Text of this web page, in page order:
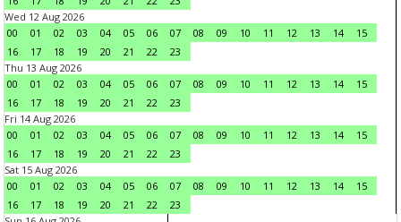
Wed 12 Aug 2026
00
01 02 03 04 05 06 07 08 09 10 11 12 13 14
15
16
17 18 19 20 21 22
23
Thu 13 Aug 2026
00
01 02 03 04 05 06 07 08 09 10 11 12 13 14
15
16
17 18 19 20 21 22
23
Fri 14 Aug 2026
00
01 02 03 04 05 06 07 08 09 10 11 12 13 14
15
16
17 18 19 20 21 22
23
Sat 15 Aug 2026
00
01 02 03 04 05 06 07 08 09 10 11 12 13 14
15
16
17 18 19 20 21 22
23